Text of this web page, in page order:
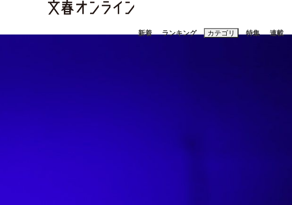
新着 ランキング カテゴリ
「90%は失敗する。でも…」本田圭佑が初めて明かした日本代表監
特集 連載